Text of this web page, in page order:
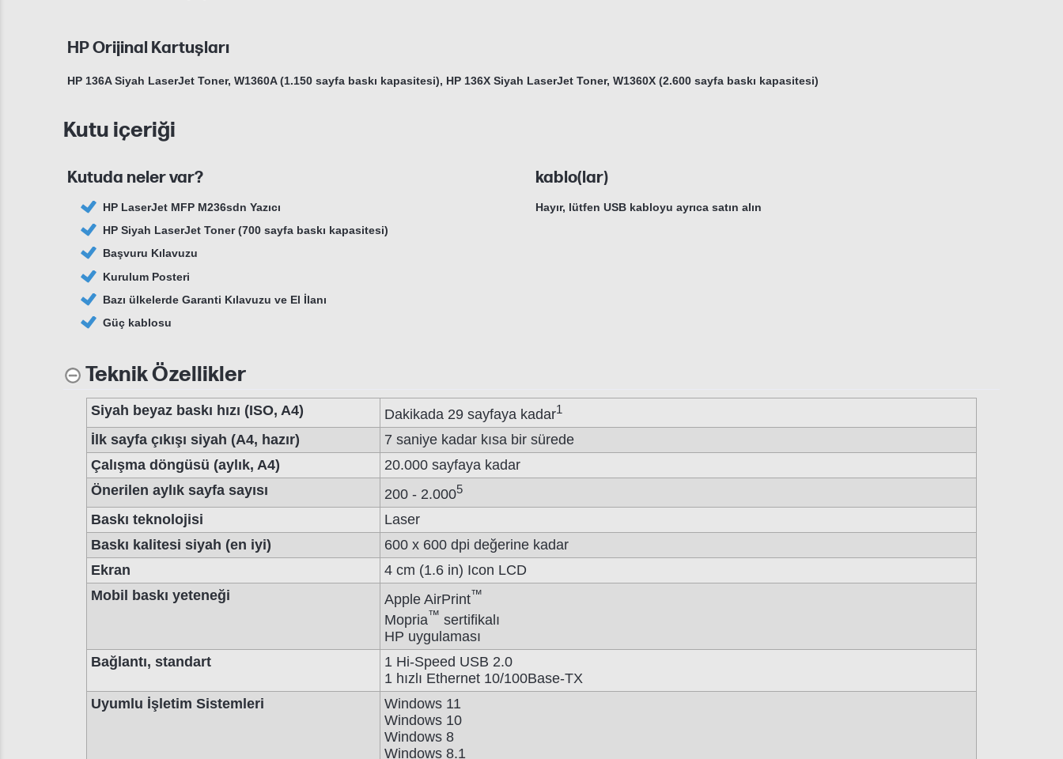
HP Orijinal Kartuşları
HP 136A Siyah LaserJet Toner, W1360A (1.150 sayfa baskı kapasitesi), HP 136X Siyah LaserJet Toner, W1360X (2.600 sayfa baskı kapasitesi)
Kutu içeriği
Kutuda neler var?
HP LaserJet MFP M236sdn Yazıcı
HP Siyah LaserJet Toner (700 sayfa baskı kapasitesi)
Başvuru Kılavuzu
Kurulum Posteri
Bazı ülkelerde Garanti Kılavuzu ve El İlanı
Güç kablosu
kablo(lar)
Hayır, lütfen USB kabloyu ayrıca satın alın
Teknik Özellikler
Siyah beyaz baskı hızı (ISO, A4) Dakikada 29 sayfaya kadar1
İlk sayfa çıkışı siyah (A4, hazır)
7 saniye kadar kısa bir sürede
Çalışma döngüsü (aylık, A4)
20.000 sayfaya kadar
Önerilen aylık sayfa sayısı
200 - 2.0005
Baskı teknolojisi
Laser
Baskı kalitesi siyah (en iyi)
600 x 600 dpi değerine kadar
Ekran
4 cm (1.6 in) Icon LCD
Mobil baskı yeteneği
Apple AirPrint™
Mopria™ sertifikalı
HP uygulaması
Bağlantı, standart
1 Hi-Speed USB 2.0
1 hızlı Ethernet 10/100Base-TX
Uyumlu İşletim Sistemleri
Windows 11
Windows 10
Windows 8
Windows 8.1